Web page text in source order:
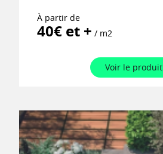
À partir de
40€ et + / m2
Voir le produit